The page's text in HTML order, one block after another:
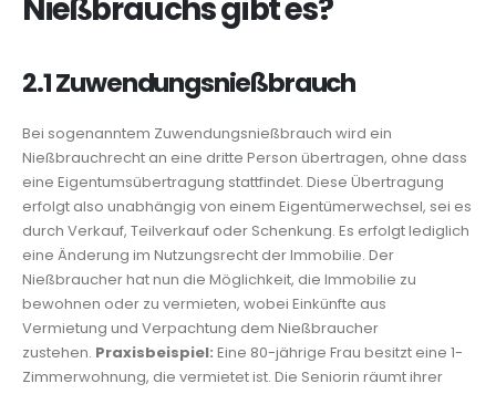
Nießbrauchs gibt es?
2.1 Zuwendungsnießbrauch
Bei sogenanntem Zuwendungsnießbrauch wird ein
Nießbrauchrecht an eine dritte Person übertragen, ohne dass
eine Eigentumsübertragung stattfindet. Diese Übertragung
erfolgt also unabhängig von einem Eigentümerwechsel, sei es
durch Verkauf, Teilverkauf oder Schenkung. Es erfolgt lediglich
eine Änderung im Nutzungsrecht der Immobilie. Der
Nießbraucher hat nun die Möglichkeit, die Immobilie zu
bewohnen oder zu vermieten, wobei Einkünfte aus
Vermietung und Verpachtung dem Nießbraucher
zustehen. Praxisbeispiel: Eine 80-jährige Frau besitzt eine 1-
Zimmerwohnung, die vermietet ist. Die Seniorin räumt ihrer